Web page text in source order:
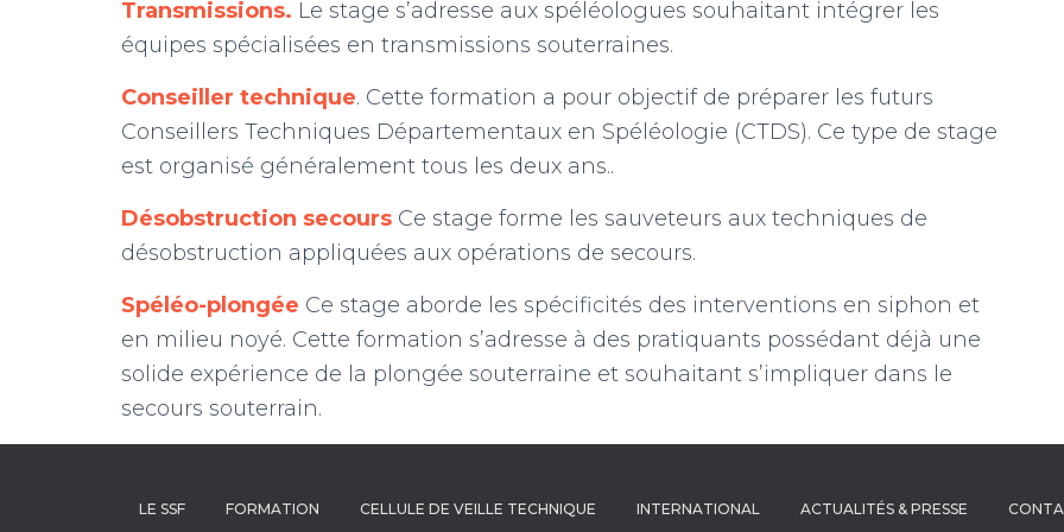
Transmissions. Le stage s’adresse aux spéléologues souhaitant intégrer les
équipes spécialisées en transmissions souterraines.
Conseiller technique. Cette formation a pour objectif de préparer les futurs
Conseillers Techniques Départementaux en Spéléologie (CTDS). Ce type de stage
est organisé généralement tous les deux ans..
Désobstruction secours Ce stage forme les sauveteurs aux techniques de
désobstruction appliquées aux opérations de secours.
Spéléo-plongée Ce stage aborde les spécificités des interventions en siphon et
en milieu noyé. Cette formation s’adresse à des pratiquants possédant déjà une
solide expérience de la plongée souterraine et souhaitant s’impliquer dans le
secours souterrain.
LE SSF FORMATION CELLULE DE VEILLE TECHNIQUE INTERNATIONAL ACTUALITÉS & PRESSE